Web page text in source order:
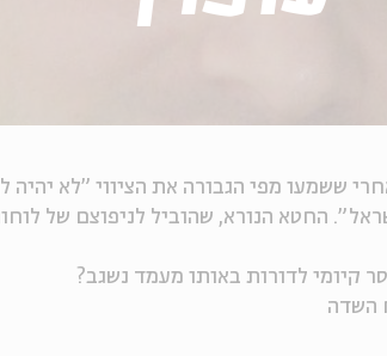
ששמעו מפי הגבורה את הציווי "לא יהיה
החטא הנורא, שהוביל לניפוצם של
קיומי לדורות באותו מעמד נשגב?
השדה